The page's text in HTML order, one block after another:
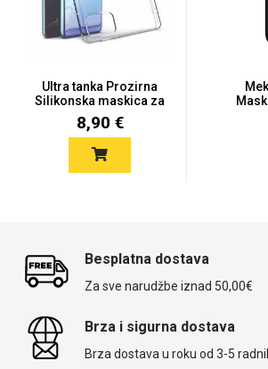
Ultra tanka Prozirna
Silikonska maskica za
Hua...
8,90 €
Besplatna dostava
Za sve narudžbe iznad 50,00€
Brza i sigurna dostava
Brza dostava u roku od 3-5